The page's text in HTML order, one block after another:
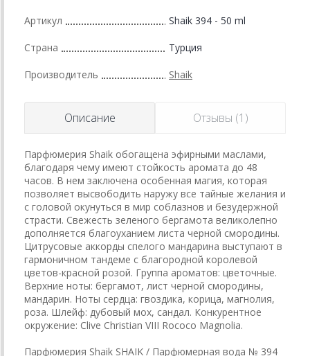
Артикул Shaik 394 - 50 ml
Страна Турция
Производитель Shaik
Описание Отзывы (1)
Парфюмерия Shaik обогащена эфирными маслами,
благодаря чему имеют стойкость аромата до 48
часов. В нем заключена особенная магия, которая
позволяет высвободить наружу все тайные желания и
с головой окунуться в мир соблазнов и безудержной
страсти. Свежесть зеленого бергамота великолепно
дополняется благоуханием листа черной смородины.
Цитрусовые аккорды спелого мандарина выступают в
гармоничном тандеме с благородной королевой
цветов-красной розой. Группа ароматов: цветочные.
Верхние ноты: бергамот, лист черной смородины,
мандарин. Ноты сердца: гвоздика, корица, магнолия,
роза. Шлейф: дубовый мох, сандал. Конкурентное
окружение: Clive Christian VIII Rococo Magnolia.
Парфюмерия Shaik SHAIK / Парфюмерная вода № 394